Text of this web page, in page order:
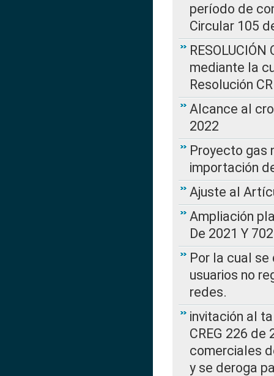
período de
Circular 105
mediante la
Resolución
Alcance al
2022
Proyecto gas
importación
Ajuste al
Ampliación
De 2021 Y
Por la cual
usuarios no
redes.
invitación al
CREG 226
comerciales
y se deroga